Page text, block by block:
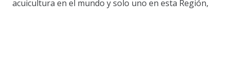
acuicultura en el mundo y solo uno en esta Región,